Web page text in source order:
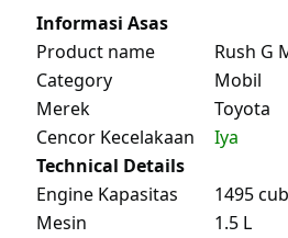
Informasi Asas
Product name
Rush G
Category
Mobil
Merek
Toyota
Cencor Kecelakaan
Iya
Technical Details
Engine Kapasitas
1495
Mesin
1.5 L